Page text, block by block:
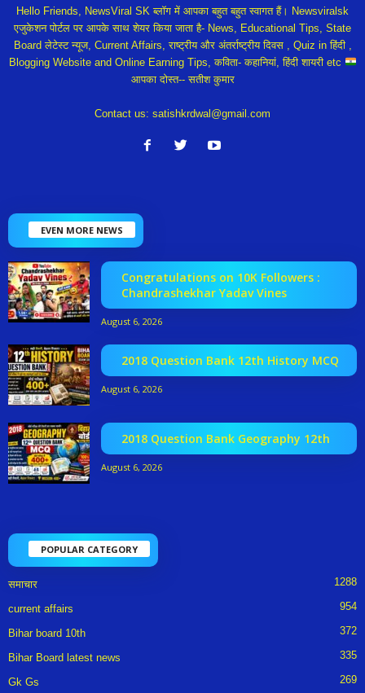
Hello Friends, NewsViral SK ब्लॉग में आपका बहुत बहुत स्वागत हैं। Newsviralsk
एजुकेशन पोर्टल पर आपके साथ शेयर किया जाता है- News, Educational Tips, State
Board लेटेस्ट न्यूज, Current Affairs, राष्ट्रीय और अंतर्राष्ट्रीय दिवस , Quiz in हिंदी ,
Blogging Website and Online Earning Tips, कविता- कहानियां, हिंदी शायरी etc
आपका दोस्त-- सतीश कुमार
Contact us: satishkrdwal@gmail.com
EVEN MORE NEWS
Congratulations on 10K Followers :
Chandrashekhar Yadav Vines
August 6, 2026
2018 Question Bank 12th History MCQ
August 6, 2026
2018 Question Bank Geography 12th
August 6, 2026
POPULAR CATEGORY
समाचार 1288
current affairs 954
Bihar board 10th 372
Bihar Board latest news 335
Gk Gs 269